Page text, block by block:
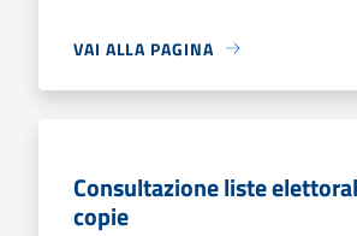
VAI ALLA PAGINA
Consultazione liste
copie